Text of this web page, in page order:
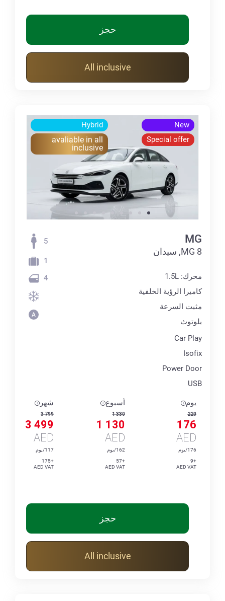
حجز
All inclusive
New
Special offer
Hybrid
avaliable in all
inclusive
MG
MG 8, سيدان
محرك: 1.5L
كاميرا الرؤية الخلفية
مثبت السرعة
بلوتوث
Car Play
Isofix
Power Door
USB
5
1
4
يوم
220
176
AED
176/يوم
+9
AED VAT
أسبوع
1 330
1 130
AED
162/يوم
+57
AED VAT
شهر
3 799
3 499
AED
117/يوم
+175
AED VAT
حجز
All inclusive